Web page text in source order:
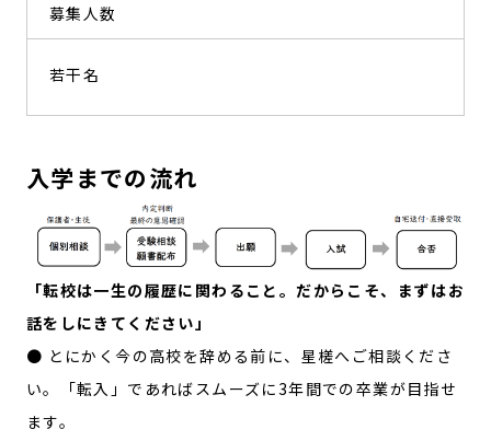
募集人数
若干名
入学までの流れ
「転校は一生の履歴に関わること。だからこそ、まずはお
話をしにきてください」
● とにかく今の高校を辞める前に、星槎へご相談くださ
い。「転入」であればスムーズに3年間での卒業が目指せ
ます。